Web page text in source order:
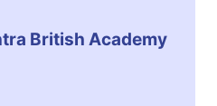
British Academy